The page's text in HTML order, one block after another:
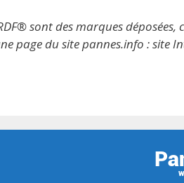
sont des marques
page du site pannes.info : site